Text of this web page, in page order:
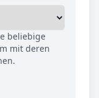
beliebige
mit deren